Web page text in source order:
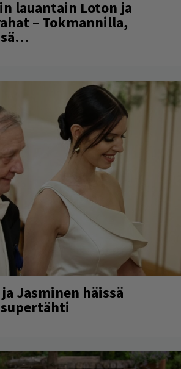
lauantain Loton ja
– Tokmannilla,
Jasminen häissä